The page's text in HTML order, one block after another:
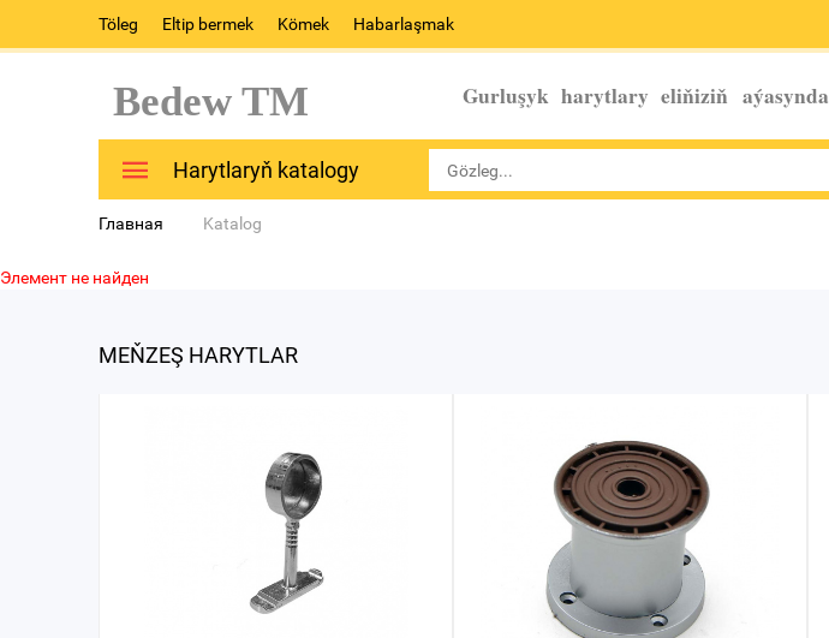
Töleg Eltip bermek Kömek Habarlaşmak
Bedew TM Gurluşyk harytlary eliňiziň aýasynda
Harytlaryň katalogy
Главная Katalog
Элемент не найден
MEŇZEŞ HARYTLAR